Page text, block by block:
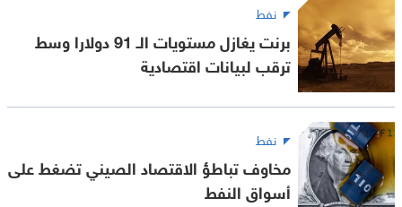
نفط
برنت يغازل مستويات الـ 91 دولارا وسط
ترقب لبيانات اقتصادية
نفط
مخاوف تباطؤ الاقتصاد الصيني تضغط على
أسواق النفط